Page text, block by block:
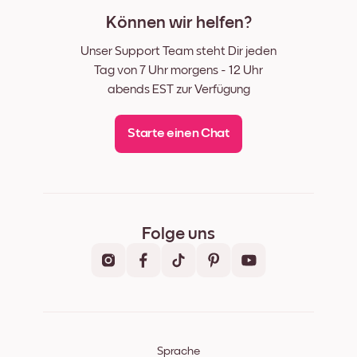
Können wir helfen?
Unser Support Team steht Dir jeden
Tag von 7 Uhr morgens - 12 Uhr
abends EST zur Verfügung
Starte einen Chat
Folge uns
Sprache